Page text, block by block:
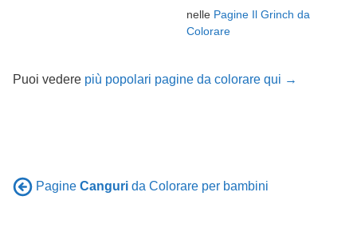
nelle Pagine Il Grinch da
Colorare
Puoi vedere più popolari pagine da colorare qui →
Pagine Canguri da Colorare per bambini